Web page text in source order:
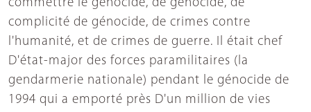
commettre le génocide, de génocide, de
complicité de génocide, de crimes contre
l'humanité, et de crimes de guerre. Il était chef
D'état-major des forces paramilitaires (la
gendarmerie nationale) pendant le génocide de
1994 qui a emporté près D'un million de vies